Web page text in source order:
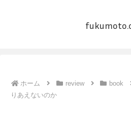
ホーム review book
りあえないのか